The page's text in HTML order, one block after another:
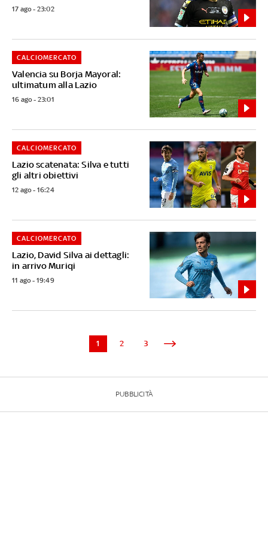
17 ago - 23:02
Valencia su Borja Mayoral:
ultimatum alla Lazio
CALCIOMERCATO
16 ago - 23:01
Lazio scatenata: Silva e tutti
gli altri obiettivi
CALCIOMERCATO
12 ago - 16:24
Lazio, David Silva ai dettagli:
in arrivo Muriqi
CALCIOMERCATO
11 ago - 19:49
1 2 3
PUBBLICITÀ